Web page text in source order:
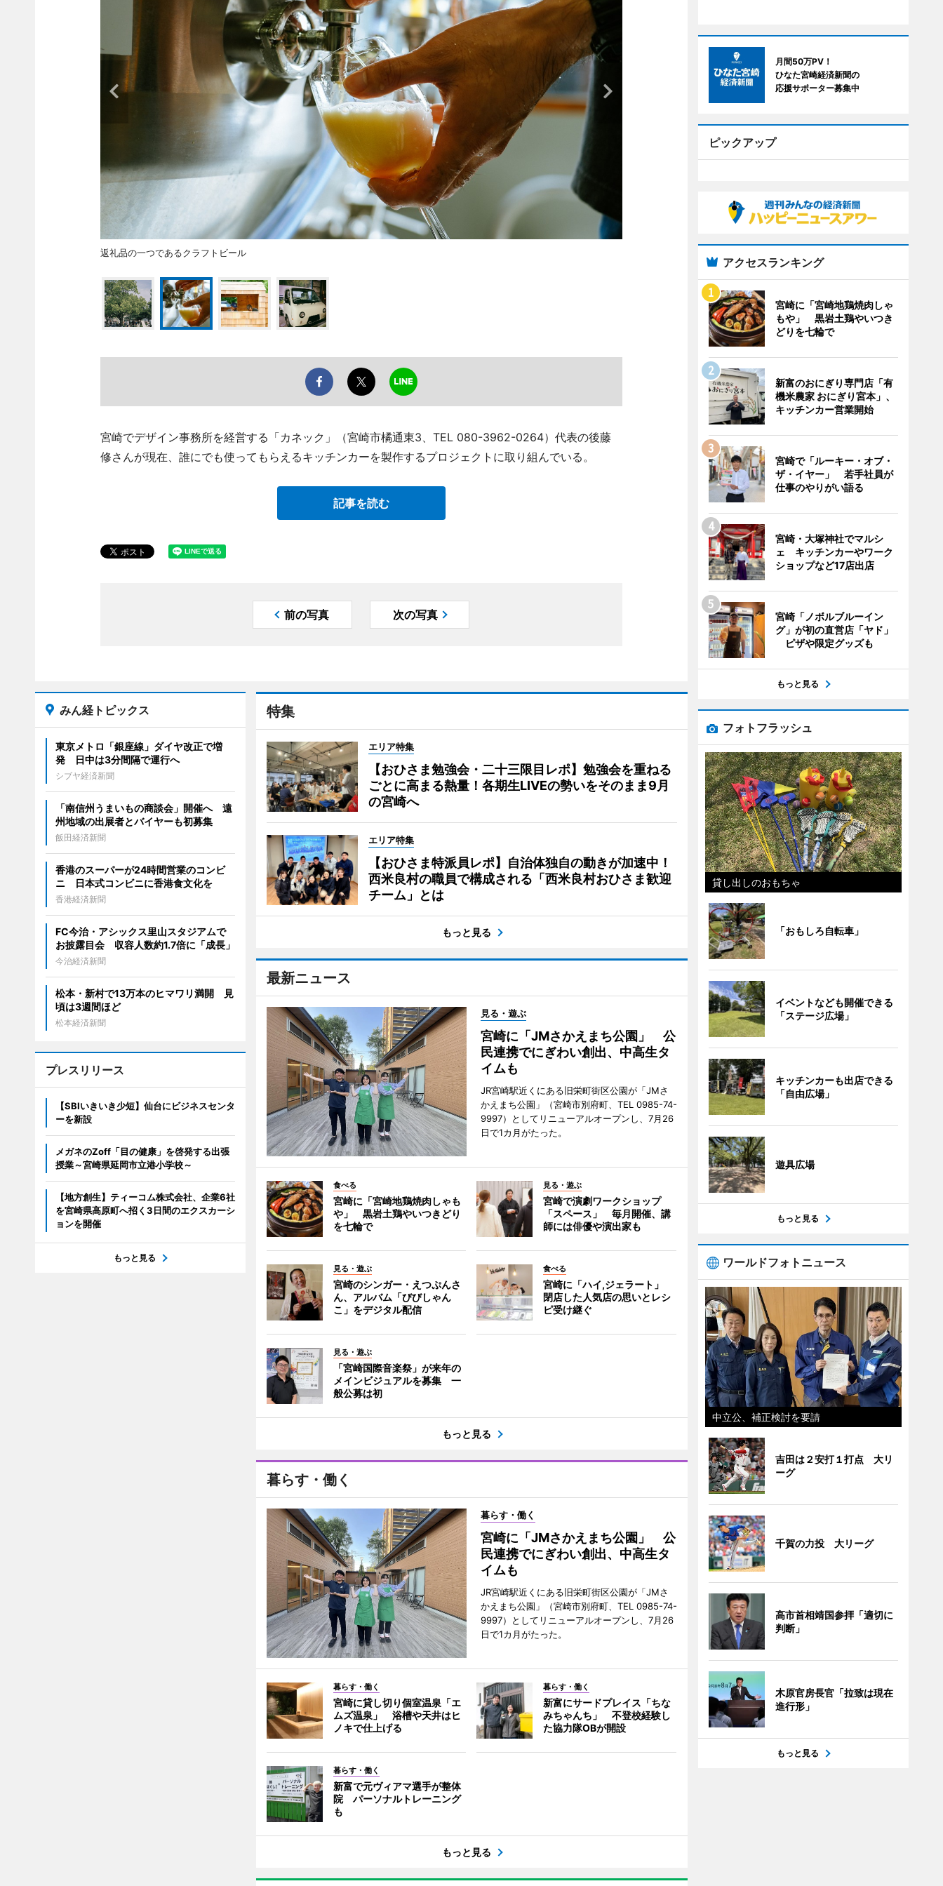
返礼品の一つであるクラフトビール
宮崎でデザイン事務所を経営する「カネック」（宮崎市橘通東3、TEL 080-3962-0264）代表の後藤
修さんが現在、誰にでも使ってもらえるキッチンカーを製作するプロジェクトに取り組んでいる。
記事を読む
前の写真 次の写真
特集
エリア特集
【おひさま勉強会・二十三限目レポ】勉強会を重ねる
ごとに高まる熱量！各期生LIVEの勢いをそのまま9月
の宮崎へ
エリア特集
【おひさま特派員レポ】自治体独自の動きが加速中！
西米良村の職員で構成される「西米良村おひさま歓迎
チーム」とは
もっと見る
最新ニュース
見る・遊ぶ
宮崎に「JMさかえまち公園」 公
民連携でにぎわい創出、中高生タ
イムも
JR宮崎駅近くにある旧栄町街区公園が「JMさ
かえまち公園」（宮崎市別府町、TEL 0985-74-
9997）としてリニューアルオープンし、7月26
日で1カ月がたった。
食べる
宮崎に「宮崎地鶏焼肉しゃも
や」 黒岩土鶏やいつきどり
を七輪で
見る・遊ぶ
宮崎で演劇ワークショップ
「スペース」 毎月開催、講
師には俳優や演出家も
見る・遊ぶ
宮崎のシンガー・えつぷんさ
ん、アルバム「びびしゃん
こ」をデジタル配信
食べる
宮崎に「ハイ,ジェラート」
閉店した人気店の思いとレシ
ピ受け継ぐ
見る・遊ぶ
「宮崎国際音楽祭」が来年の
メインビジュアルを募集 一
般公募は初
もっと見る
暮らす・働く
暮らす・働く
宮崎に「JMさかえまち公園」 公
民連携でにぎわい創出、中高生タ
イムも
JR宮崎駅近くにある旧栄町街区公園が「JMさ
かえまち公園」（宮崎市別府町、TEL 0985-74-
9997）としてリニューアルオープンし、7月26
日で1カ月がたった。
暮らす・働く
宮崎に貸し切り個室温泉「エ
ムズ温泉」 浴槽や天井はヒ
ノキで仕上げる
暮らす・働く
新富にサードプレイス「ちな
みちゃんち」 不登校経験し
た協力隊OBが開設
暮らす・働く
新富で元ヴィアマ選手が整体
院 パーソナルトレーニング
も
もっと見る
みん経トピックス
東京メトロ「銀座線」ダイヤ改正で増
発 日中は3分間隔で運行へ
シブヤ経済新聞
「南信州うまいもの商談会」開催へ 遠
州地域の出展者とバイヤーも初募集
飯田経済新聞
香港のスーパーが24時間営業のコンビ
ニ 日本式コンビニに香港食文化を
香港経済新聞
FC今治・アシックス里山スタジアムで
お披露目会 収容人数約1.7倍に「成長」
今治経済新聞
松本・新村で13万本のヒマワリ満開 見
頃は3週間ほど
松本経済新聞
プレスリリース
【SBIいきいき少短】仙台にビジネスセンタ
ーを新設
メガネのZoff「目の健康」を啓発する出張
授業～宮崎県延岡市立港小学校～
【地方創生】ティーコム株式会社、企業6社
を宮崎県高原町へ招く3日間のエクスカーシ
ョンを開催
もっと見る
月間50万PV！
ひなた宮崎経済新聞の
応援サポーター募集中
ピックアップ
アクセスランキング
宮崎に「宮崎地鶏焼肉しゃ
もや」 黒岩土鶏やいつき
どりを七輪で
新富のおにぎり専門店「有
機米農家 おにぎり宮本」、
キッチンカー営業開始
宮崎で「ルーキー・オブ・
ザ・イヤー」 若手社員が
仕事のやりがい語る
宮崎・大塚神社でマルシ
ェ キッチンカーやワーク
ショップなど17店出店
宮崎「ノボルブルーイン
グ」が初の直営店「ヤド」
ピザや限定グッズも
もっと見る
フォトフラッシュ
貸し出しのおもちゃ
「おもしろ自転車」
イベントなども開催できる
「ステージ広場」
キッチンカーも出店できる
「自由広場」
遊具広場
もっと見る
ワールドフォトニュース
中立公、補正検討を要請
吉田は２安打１打点 大リ
ーグ
千賀の力投 大リーグ
高市首相靖国参拝「適切に
判断」
木原官房長官「拉致は現在
進行形」
もっと見る